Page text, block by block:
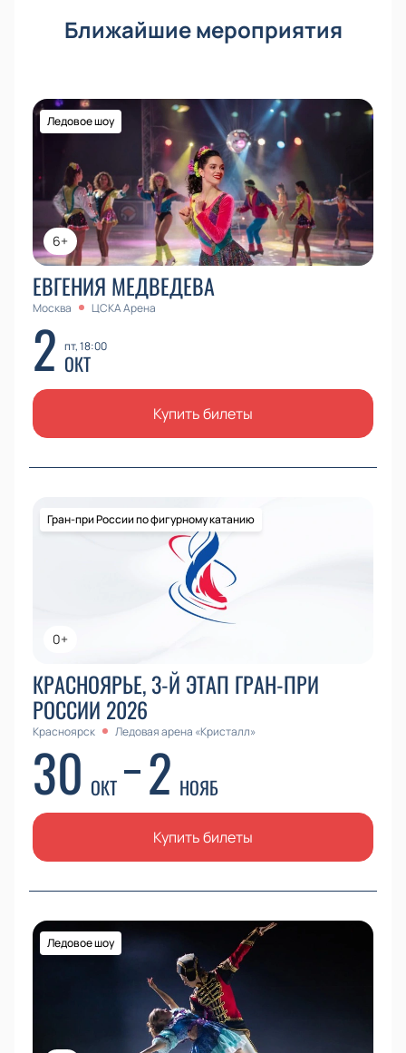
Ближайшие мероприятия
6+
Ледовое шоу
ЕВГЕНИЯ МЕДВЕДЕВА
Москва ЦСКА Арена
2 пт, 18:00
ОКТ
Купить билеты
0+
Гран-при России по фигурному катанию
КРАСНОЯРЬЕ, 3-Й ЭТАП ГРАН-ПРИ
РОССИИ 2026
Красноярск Ледовая арена «Кристалл»
30 ОКТ 2 НОЯБ
Купить билеты
Ледовое шоу